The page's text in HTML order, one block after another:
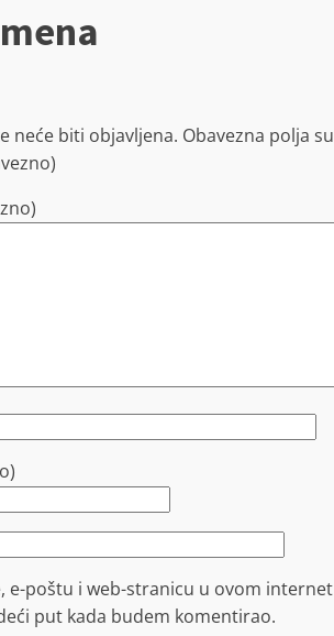
neće biti objavljena. Obavezna polja su
e-poštu i web-stranicu u ovom internet
put kada budem komentirao.